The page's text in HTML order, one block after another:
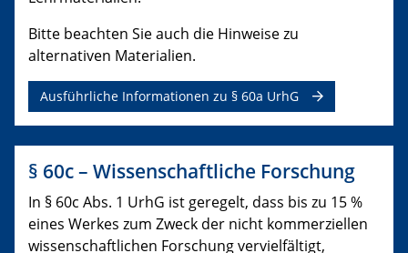
Bitte beachten Sie auch die Hinweise zu
alternativen Materialien.
Ausführliche Informationen zu § 60a UrhG
§ 60c – Wissenschaftliche Forschung
In § 60c Abs. 1 UrhG ist geregelt, dass bis zu 15 %
eines Werkes zum Zweck der nicht kommerziellen
wissenschaftlichen Forschung vervielfältigt,